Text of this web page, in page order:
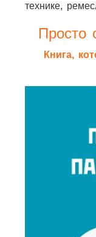
технике,
Просто
Книга,